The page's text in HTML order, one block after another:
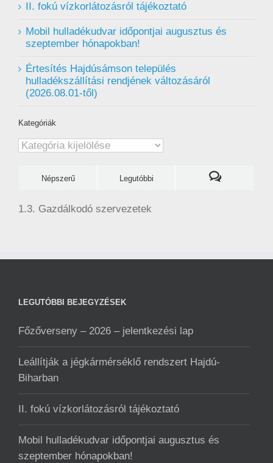
II. fokú vízkorlátozásról tájékoztató
Mobil hulladékudvar ️időpontjai augusztus és
szeptember hónapokban!
Értesítés Hajdúsámson település
hulladékszállítási rendjének változásáról
(2026.08.01-től)
Kategóriák
Kategóriák
Népszerű Legutóbbi
1.3. Gazdálkodó szervezetek
LEGUTÓBBI BEJEGYZÉSEK
Főzőverseny – 2026 – jelentkezési lap
Leállítják a jégkármérséklő rendszert Hajdú-
Biharban
II. fokú vízkorlátozásról tájékoztató
Mobil hulladékudvar ️időpontjai augusztus és
szeptember hónapokban!